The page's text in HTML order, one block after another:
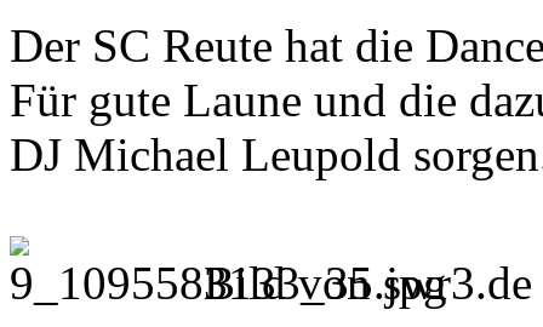
Der SC Reute hat die
Für gute Laune und die
DJ Michael Leupold
Bild von swr3.de